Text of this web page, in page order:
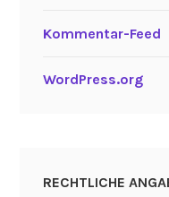
Kommentar-Feed
WordPress.org
RECHTLICHE